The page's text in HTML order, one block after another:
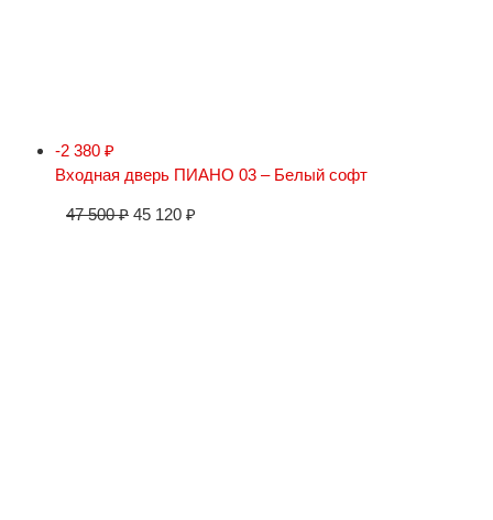
-2 380 ₽
Входная дверь ПИАНО 03 – Белый софт
47 500₽ 45 120 ₽